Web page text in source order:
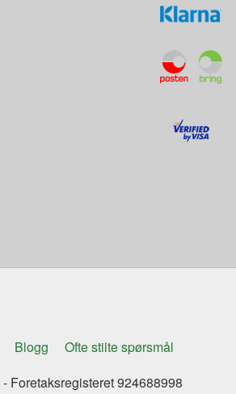
Blogg
Ofte stilte spørsmål
- Foretaksregisteret 924688998